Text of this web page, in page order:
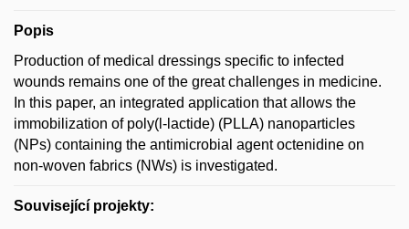
Popis
Production of medical dressings specific to infected
wounds remains one of the great challenges in medicine.
In this paper, an integrated application that allows the
immobilization of poly(l-lactide) (PLLA) nanoparticles
(NPs) containing the antimicrobial agent octenidine on
non-woven fabrics (NWs) is investigated.
Související projekty: